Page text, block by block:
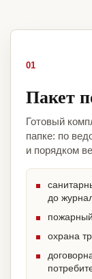
01
Пакет
Готовый
папке: по
и порядком
до
охрана